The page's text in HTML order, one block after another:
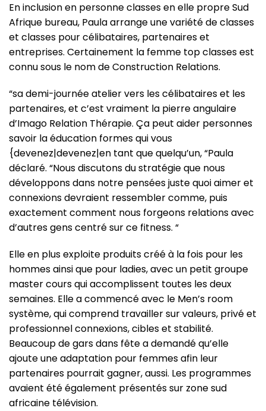
En inclusion en personne classes en elle propre Sud
Afrique bureau, Paula arrange une variété de classes
et classes pour célibataires, partenaires et
entreprises. Certainement la femme top classes est
connu sous le nom de Construction Relations.
“sa demi-journée atelier vers les célibataires et les
partenaires, et c’est vraiment la pierre angulaire
d’Imago Relation Thérapie. Ça peut aider personnes
savoir la éducation formes qui vous
{devenez|devenez|en tant que quelqu’un, “Paula
déclaré. “Nous discutons du stratégie que nous
développons dans notre pensées juste quoi aimer et
connexions devraient ressembler comme, puis
exactement comment nous forgeons relations avec
d’autres gens centré sur ce fitness. “
Elle en plus exploite produits créé à la fois pour les
hommes ainsi que pour ladies, avec un petit groupe
master cours qui accomplissent toutes les deux
semaines. Elle a commencé avec le Men’s room
système, qui comprend travailler sur valeurs, privé et
professionnel connexions, cibles et stabilité.
Beaucoup de gars dans fête a demandé qu’elle
ajoute une adaptation pour femmes afin leur
partenaires pourrait gagner, aussi. Les programmes
avaient été également présentés sur zone sud
africaine télévision.